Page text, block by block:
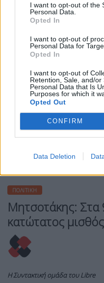
I want to opt-out of the
Personal Data.
Opted In
I want to opt-out of
Personal Data for
Opted In
I want to opt-out of
Retention, Sale, and/or
Personal Data that Is
Purposes for which it
Opted Out
CONFIRM
Data Deletion
ΠΕΡΙΣΣΌΤΕΡΑ ...
ΠΟΛΙΤΙΚΉ
Μητσοτάκης:
κατώτατος
Η Συντακτική ομάδα του Libre